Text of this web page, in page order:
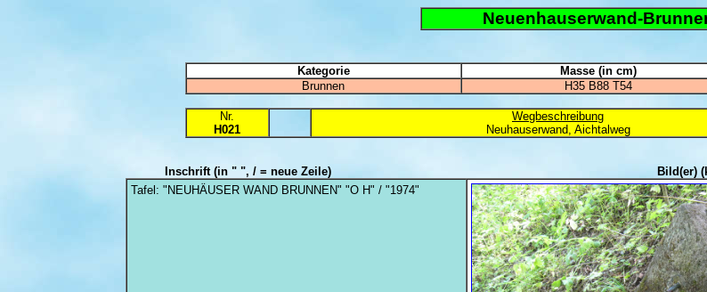
Neuenhauserwand-
Kategorie Masse (in cm)
Brunnen
H35 B88 T54
Nr.
H021
Wegbeschreibung
Neuhauserwand, Aichtalweg
Inschrift(in " ", / = neue Zeile) Bild(er)
Tafel: "NEUHÄUSER WAND BRUNNEN" "O H" / "1974"